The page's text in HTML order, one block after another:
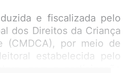
e fiscalizada pelo
dos Direitos da Criança
(CMDCA), por meio de
estabelecida pelo